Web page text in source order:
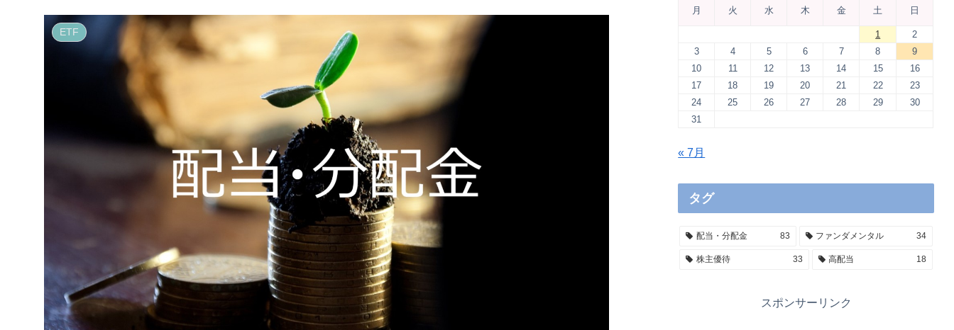
ETF
月 火 水 木 金 土 日
1
2
3
4 5 6 7 8
9
10
11 12 13 14 15
16
17
18 19 20 21 22
23
24
25 26 27 28 29
30
31
« 7月
タグ
配当・分配金 83 ファンダメンタル 34
株主優待 33 高配当 18
スポンサーリンク